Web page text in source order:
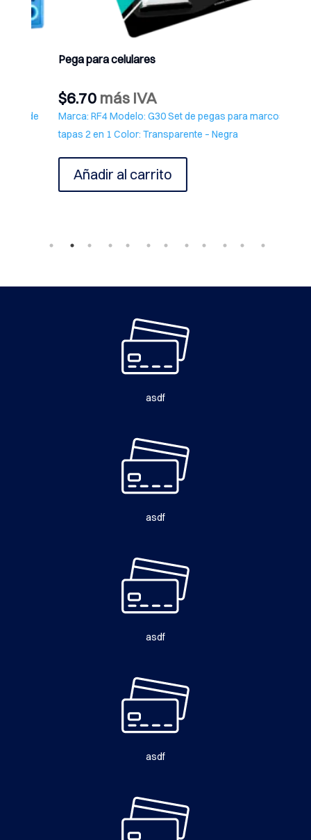
Pega para celulares
6.70más IVA
Marca: RF4 Modelo: G30 Set de pegas para marcos y
tapas 2 en 1 Color: Transparente – Negra
Añadir al carrito
asdf
asdf
asdf
asdf